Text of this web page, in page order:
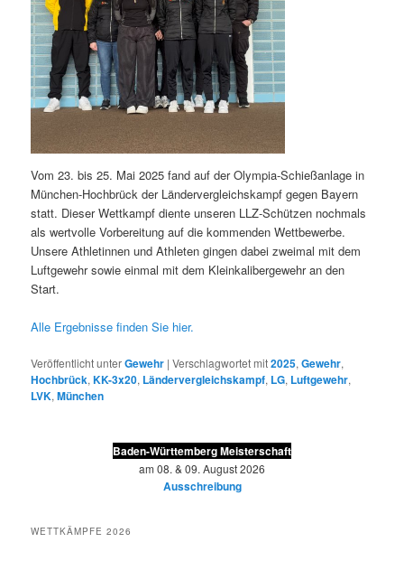
Vom 23. bis 25. Mai 2025 fand auf der Olympia-Schießanlage in
München-Hochbrück der Ländervergleichskampf gegen Bayern
statt. Dieser Wettkampf diente unseren LLZ-Schützen nochmals
als wertvolle Vorbereitung auf die kommenden Wettbewerbe.
Unsere Athletinnen und Athleten gingen dabei zweimal mit dem
Luftgewehr sowie einmal mit dem Kleinkalibergewehr an den
Start.
Alle Ergebnisse finden Sie hier.
Veröffentlicht unterGewehr |Verschlagwortet mit2025,Gewehr,
Hochbrück,KK-3x20, Ländervergleichskampf, LG, Luftgewehr,
LVK,München
Baden-Württemberg Meisterschaft
am 08. & 09. August 2026
Ausschreibung
WETTKÄMPFE 2026